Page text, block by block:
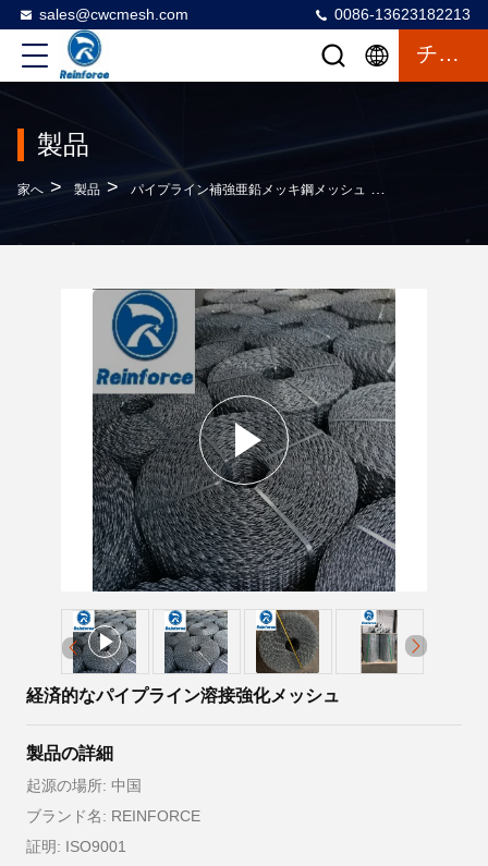
sales@cwcmesh.com 0086-13623182213
チャット
製品
家へ > 製品 > パイプライン補強亜鉛メッキ鋼メッシュ >
経済的なパイプライン溶接強化メッシュ
製品の詳細
起源の場所: 中国
ブランド名: REINFORCE
証明: ISO9001